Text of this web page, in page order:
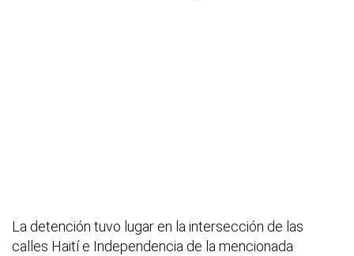
La detención tuvo lugar en la intersección de las
calles Haití e Independencia de la mencionada